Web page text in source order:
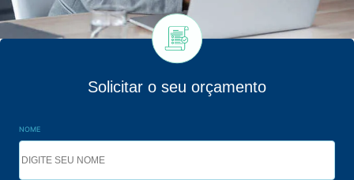
Solicitar o seu orçamento
NOME